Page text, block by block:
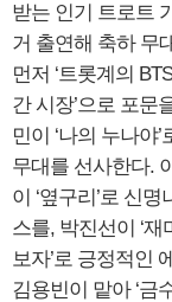
받는 인기 트로트
거 출연해 축하 무
먼저 ‘트롯계의
간 시장’으로 포문
민이 ‘나의 누나야
무대를 선사한다.
이 ‘옆구리’로 신
스를, 박진선이 ‘재
보자’로 긍정적인
김용빈이 맡아 ‘금